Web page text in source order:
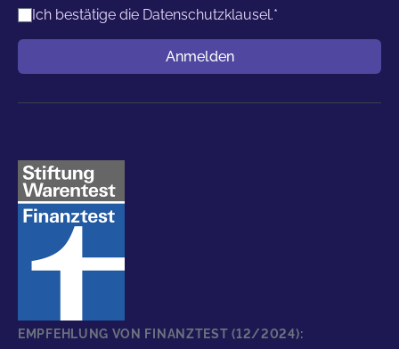
Ich bestätige die Datenschutzklausel.*
Anmelden
EMPFEHLUNG VON FINANZTEST (12/2024):